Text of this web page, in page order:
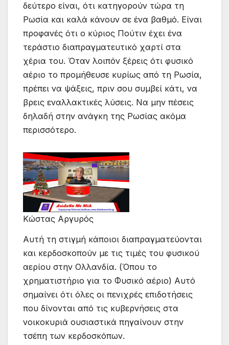
δεύτερο είναι, ότι κατηγορούν τώρα τη
Ρωσία και καλά κάνουν σε ένα βαθμό. Είναι
προφανές ότι ο κύριος Πούτιν έχει ένα
τεράστιο διαπραγματευτικό χαρτί στα
χέρια του. Όταν λοιπόν ξέρεις ότι φυσικό
αέριο το προμήθευσε κυρίως από τη Ρωσία,
πρέπει να ψάξεις, πριν σου συμβεί κάτι, να
βρεις εναλλακτικές λύσεις. Να μην πέσεις
δηλαδή στην ανάγκη της Ρωσίας ακόμα
περισσότερο.
Κώστας Αργυρός
Αυτή τη στιγμή κάποιοι διαπραγματεύονται
και κερδοσκοπούν με τις τιμές του φυσικού
αερίου στην Ολλανδία. (Όπου το
χρηματιστήριο για το Φυσικό αέριο) Αυτό
σημαίνει ότι όλες οι πενιχρές επιδοτήσεις
που δίνονται από τις κυβερνήσεις στα
νοικοκυριά ουσιαστικά πηγαίνουν στην
τσέπη των κερδοσκόπων.